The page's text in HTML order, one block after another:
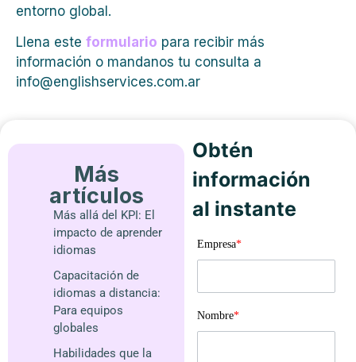
entorno global.
Llena este formulario para recibir más
información o mandanos tu consulta a
info@englishservices.com.ar
Más
artículos
Más allá del KPI: El
impacto de aprender
idiomas
Capacitación de
idiomas a distancia:
Para equipos
globales
Habilidades que la
Obtén
información
al instante
Empresa*
Nombre*